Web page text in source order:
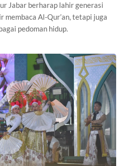
Jabar berharap lahir generasi
membaca Al-Qur’an, tetapi juga
pedoman hidup.